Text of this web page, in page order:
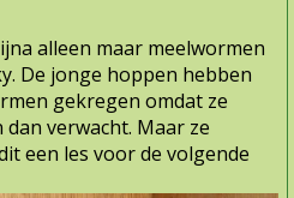
alleen maar meelwormen
De jonge hoppen hebben
gekregen omdat ze
verwacht. Maar ze
een les voor de volgende